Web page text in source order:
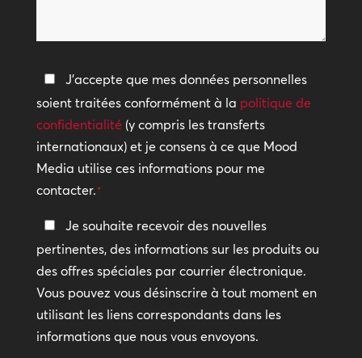
vous
Politique
de
confidentialité
*
J'accepte que mes données personnelles
soient traitées conformément à la politique de
confidentialité (y compris les transferts
internationaux) et je consens à ce que Mood
Media utilise ces informations pour me
contacter.*
Restez
en
contact
Je souhaite recevoir des nouvelles
pertinentes, des informations sur les produits ou
des offres spéciales par courrier électronique.
Vous pouvez vous désinscrire à tout moment en
utilisant les liens correspondants dans les
informations que nous vous envoyons.